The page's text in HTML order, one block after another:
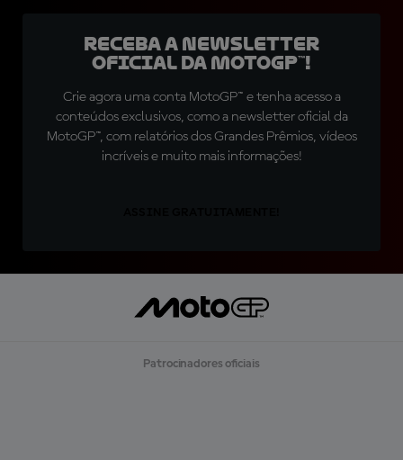
Receba a newsletter
oficial da MotoGP™!
Crie agora uma conta MotoGP™ e tenha acesso a
conteúdos exclusivos, como a newsletter oficial da
MotoGP™, com relatórios dos Grandes Prêmios, vídeos
incríveis e muito mais informações!
Patrocinadores oficiais